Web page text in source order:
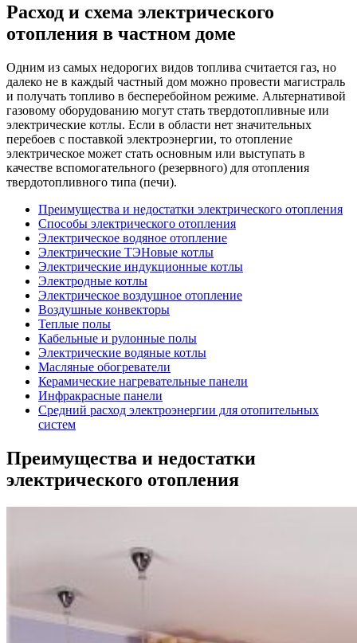
Расход и схема электрического
отопления в частном доме
Одним из самых недорогих видов топлива считается газ, но
далеко не в каждый частный дом можно провести магистраль
и получать топливо в бесперебойном режиме. Альтернативой
газовому оборудованию могут стать твердотопливные или
электрические котлы. Если в области нет значительных
перебоев с поставкой электроэнергии, то отопление
электрическое может стать основным или выступать в
качестве вспомогательного (резервного) для отопления
твердотопливного типа (печи).
Преимущества и недостатки электрического отопления
Способы электрического отопления
Электрическое водяное отопление
Электрические ТЭНовые котлы
Электрические индукционные котлы
Электродные котлы
Электрическое воздушное отопление
Воздушные конвекторы
Теплые полы
Кабельные и рулонные полы
Электрические водяные котлы
Масляные обогреватели
Керамические нагревательные панели
Инфракрасные панели
Средний расход электроэнергии для отопительных
систем
Преимущества и недостатки
электрического отопления